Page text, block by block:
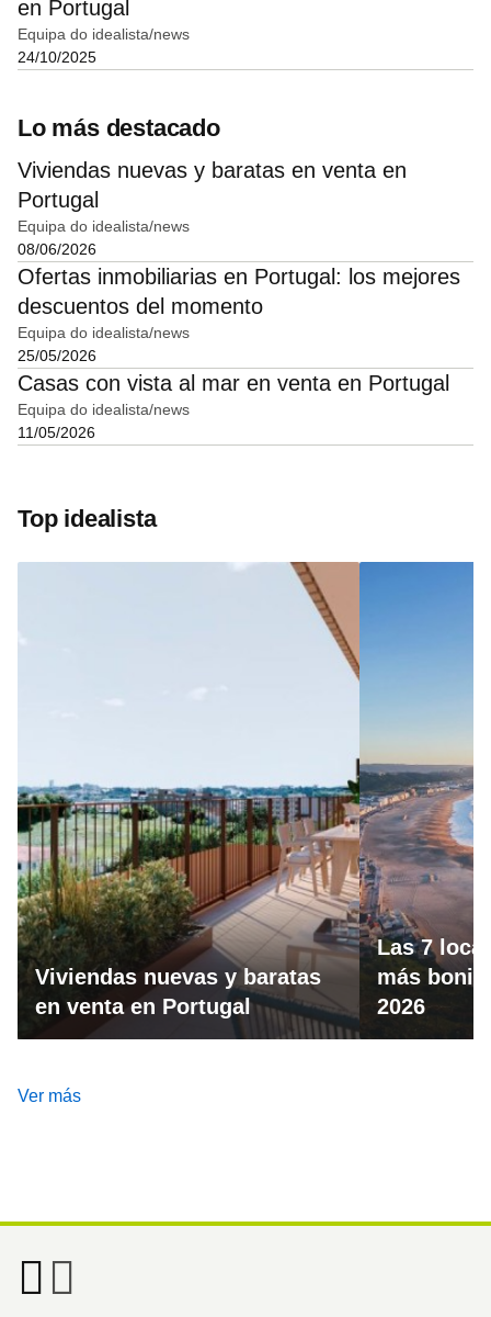
en Portugal
Equipa do idealista/news
24/10/2025
Lo más destacado
Viviendas nuevas y baratas en venta en
Portugal
Equipa do idealista/news
08/06/2026
Ofertas inmobiliarias en Portugal: los mejores
descuentos del momento
Equipa do idealista/news
25/05/2026
Casas con vista al mar en venta en Portugal
Equipa do idealista/news
11/05/2026
Top idealista
Viviendas nuevas y baratas
en venta en Portugal
Las 7
más
2026
Ver más